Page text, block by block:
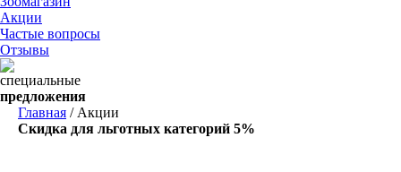
Акции
Частые вопросы
Отзывы
специальные
предложения
Главная / Акции
Скидка для льготных категорий 5%